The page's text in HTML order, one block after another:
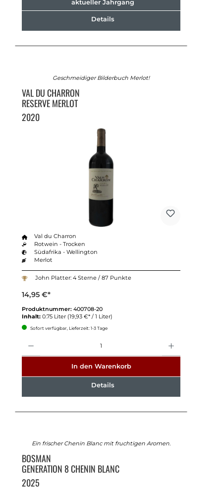
aktueller Jahrgang
Details
Geschmeidiger Bilderbuch Merlot!
VAL DU CHARRON
RESERVE MERLOT
2020
Val du Charron
Rotwein - Trocken
Südafrika - Wellington
Merlot
John Platter: 4 Sterne / 87 Punkte
14,95 €*
Produktnummer: 400708-20
Inhalt: 0.75 Liter (19,93 €* / 1 Liter)
Sofort verfügbar, Lieferzeit: 1-3 Tage
In den Warenkorb
Details
Ein frischer Chenin Blanc mit fruchtigen Aromen.
BOSMAN
GENERATION 8 CHENIN BLANC
2025